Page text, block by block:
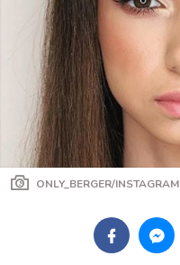
ONLY_BERGER/INSTAGRAM